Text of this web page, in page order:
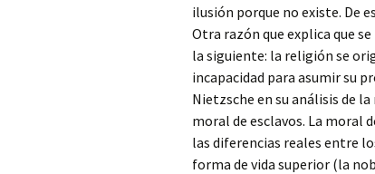
ilusión porque no existe. De
Otra razón que explica que
la siguiente: la religión se
incapacidad para asumir su
Nietzsche en su análisis de
moral de esclavos. La moral
las diferencias reales entre
forma de vida superior (la